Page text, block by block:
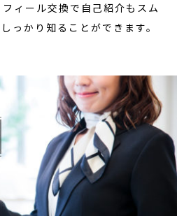
ィール交換で自己紹介もスム
っかり知ることができます。